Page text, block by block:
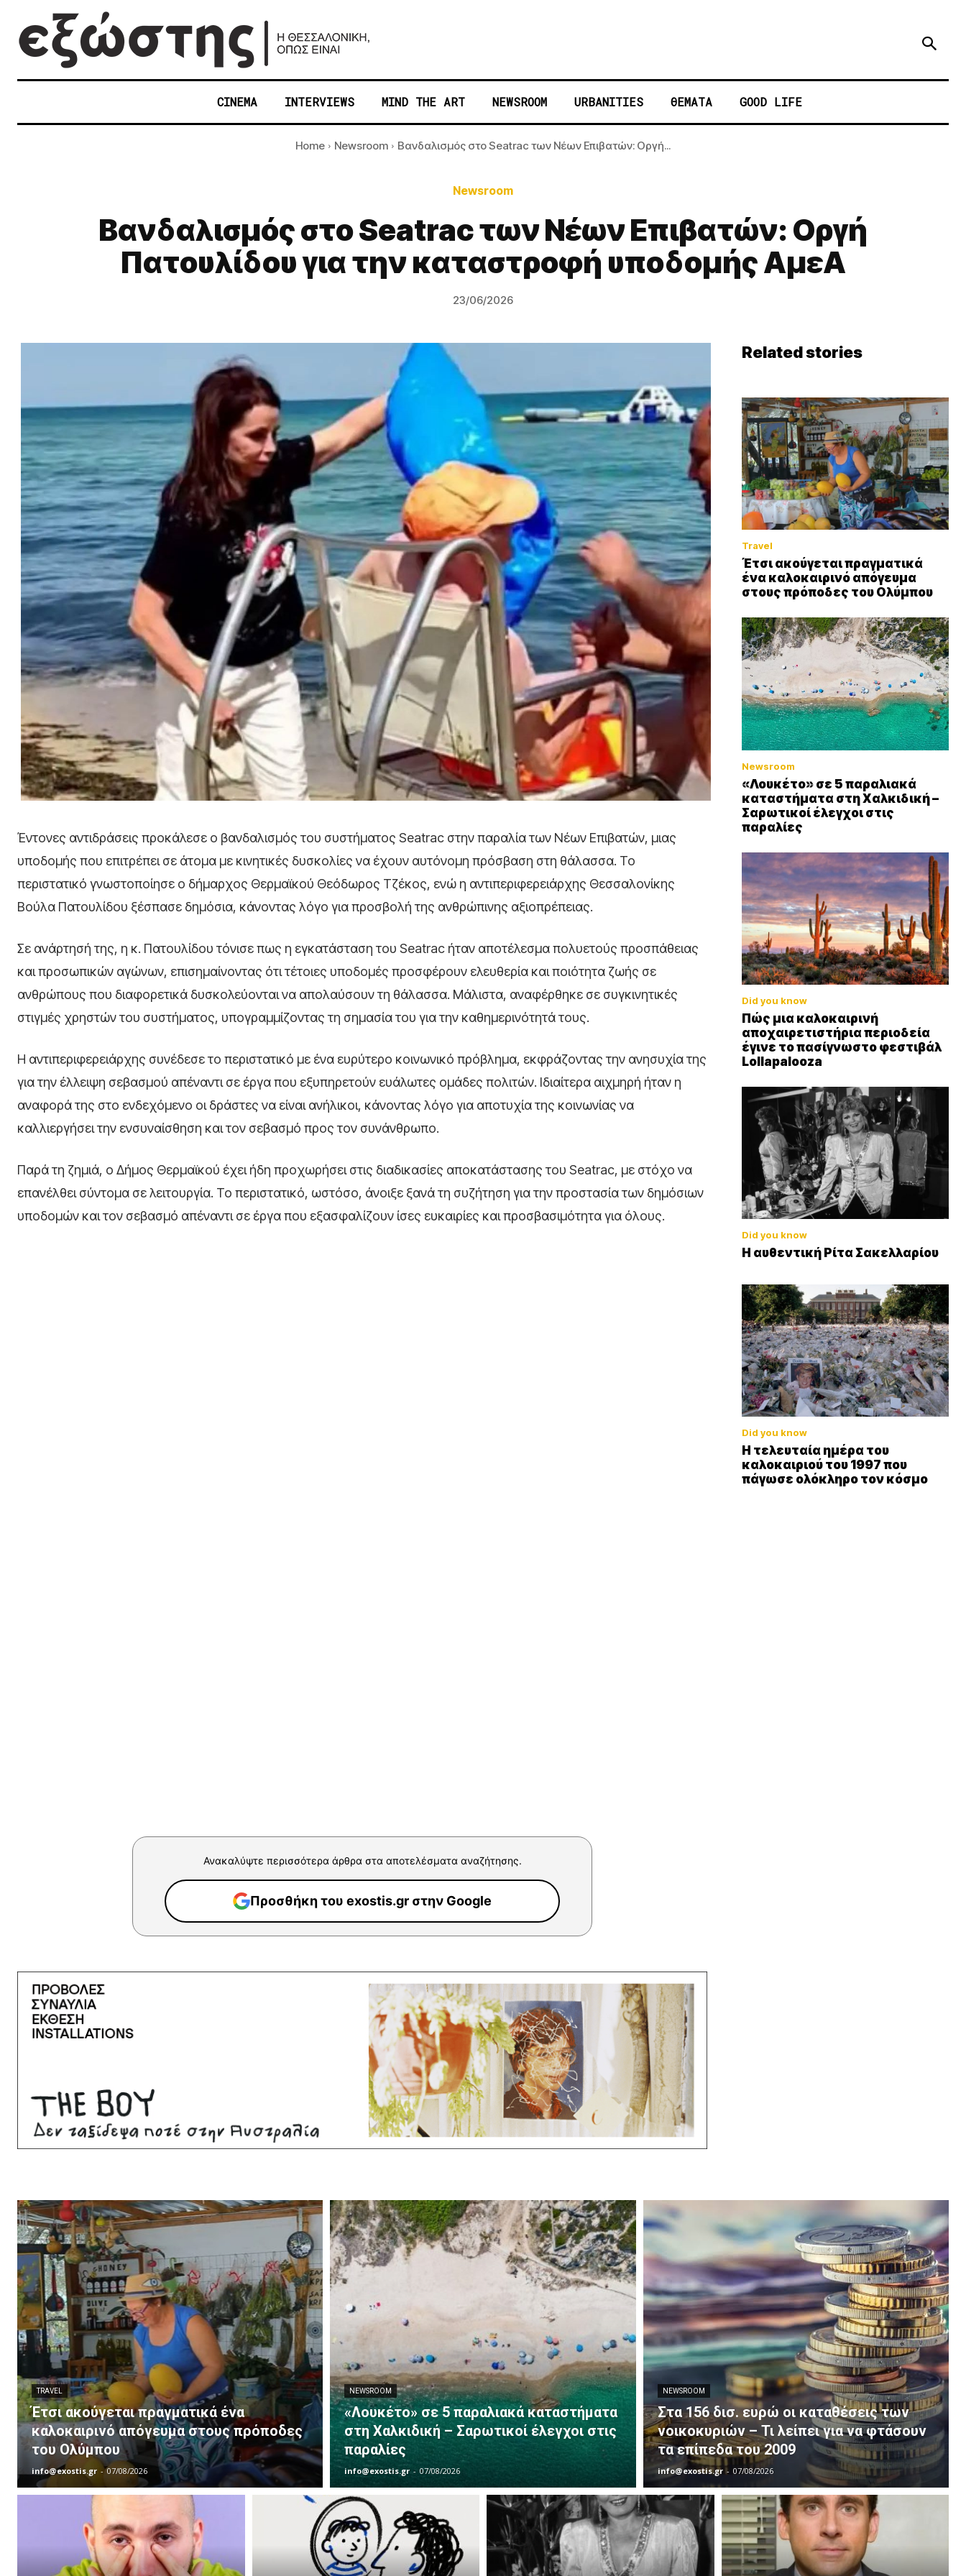
CINEMA INTERVIEWS MIND THE ART NEWSROOM URBANITIES ΘΕΜΑΤΑ GOOD LIFE
Home Newsroom Βανδαλισμός στο Seatrac των Νέων Επιβατών: Οργή...
Newsroom
Βανδαλισμός στο Seatrac των Νέων Επιβατών: Οργή
Πατουλίδου για την καταστροφή υποδομής ΑμεΑ
23/06/2026
Έντονες αντιδράσεις προκάλεσε ο βανδαλισμός του συστήματος Seatrac στην παραλία των Νέων Επιβατών, μιας
υποδομής που επιτρέπει σε άτομα με κινητικές δυσκολίες να έχουν αυτόνομη πρόσβαση στη θάλασσα. Το
περιστατικό γνωστοποίησε ο δήμαρχος Θερμαϊκού Θεόδωρος Τζέκος, ενώ η αντιπεριφερειάρχης Θεσσαλονίκης
Βούλα Πατουλίδου ξέσπασε δημόσια, κάνοντας λόγο για προσβολή της ανθρώπινης αξιοπρέπειας.
Σε ανάρτησή της, η κ. Πατουλίδου τόνισε πως η εγκατάσταση του Seatrac ήταν αποτέλεσμα πολυετούς προσπάθειας
και προσωπικών αγώνων, επισημαίνοντας ότι τέτοιες υποδομές προσφέρουν ελευθερία και ποιότητα ζωής σε
ανθρώπους που διαφορετικά δυσκολεύονται να απολαύσουν τη θάλασσα. Μάλιστα, αναφέρθηκε σε συγκινητικές
στιγμές χρηστών του συστήματος, υπογραμμίζοντας τη σημασία του για την καθημερινότητά τους.
Η αντιπεριφερειάρχης συνέδεσε το περιστατικό με ένα ευρύτερο κοινωνικό πρόβλημα, εκφράζοντας την ανησυχία της
για την έλλειψη σεβασμού απέναντι σε έργα που εξυπηρετούν ευάλωτες ομάδες πολιτών. Ιδιαίτερα αιχμηρή ήταν η
αναφορά της στο ενδεχόμενο οι δράστες να είναι ανήλικοι, κάνοντας λόγο για αποτυχία της κοινωνίας να
καλλιεργήσει την ενσυναίσθηση και τον σεβασμό προς τον συνάνθρωπο.
Παρά τη ζημιά, ο Δήμος Θερμαϊκού έχει ήδη προχωρήσει στις διαδικασίες αποκατάστασης του Seatrac, με στόχο να
επανέλθει σύντομα σε λειτουργία. Το περιστατικό, ωστόσο, άνοιξε ξανά τη συζήτηση για την προστασία των δημόσιων
υποδομών και τον σεβασμό απέναντι σε έργα που εξασφαλίζουν ίσες ευκαιρίες και προσβασιμότητα για όλους.
Ανακαλύψτε περισσότερα άρθρα στα αποτελέσματα αναζήτησης.
Προσθήκη του exostis.gr στην Google
Related stories
Travel
Έτσι ακούγεται πραγματικά
ένα καλοκαιρινό απόγευμα
στους πρόποδες του Ολύμπου
Newsroom
«Λουκέτο» σε 5 παραλιακά
καταστήματα στη Χαλκιδική –
Σαρωτικοί έλεγχοι στις
παραλίες
Did you know
Πώς μια καλοκαιρινή
αποχαιρετιστήρια περιοδεία
έγινε το πασίγνωστο φεστιβάλ
Lollapalooza
Did you know
Η αυθεντική Ρίτα Σακελλαρίου
Did you know
Η τελευταία ημέρα του
καλοκαιριού του 1997 που
πάγωσε ολόκληρο τον κόσμο
TRAVEL
Έτσι ακούγεται πραγματικά ένα
καλοκαιρινό απόγευμα στους πρόποδες
του Ολύμπου
info@exostis.gr - 07/08/2026
NEWSROOM
«Λουκέτο» σε 5 παραλιακά καταστήματα
στη Χαλκιδική – Σαρωτικοί έλεγχοι στις
παραλίες
info@exostis.gr - 07/08/2026
NEWSROOM
Στα 156 δισ. ευρώ οι καταθέσεις των
νοικοκυριών – Τι λείπει για να φτάσουν
τα επίπεδα του 2009
info@exostis.gr - 07/08/2026